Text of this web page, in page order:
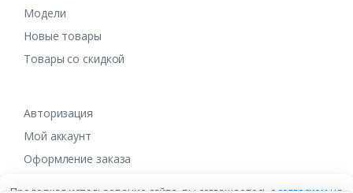
Модели
Новые товары
Товары со скидкой
Авторизация
Мой аккаунт
Оформление заказа